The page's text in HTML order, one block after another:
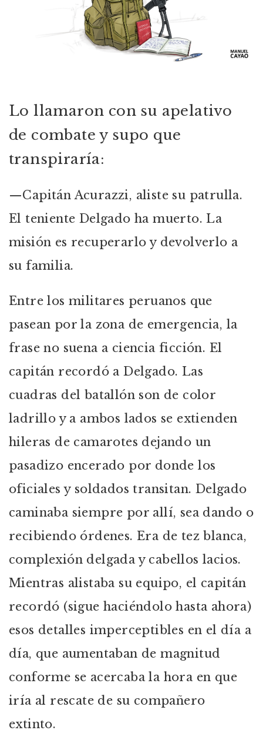
Lo llamaron con su apelativo
de combate y supo que
transpiraría:
—Capitán Acurazzi, aliste su patrulla.
El teniente Delgado ha muerto. La
misión es recuperarlo y devolverlo a
su familia.
Entre los militares peruanos que
pasean por la zona de emergencia, la
frase no suena a ciencia ficción. El
capitán recordó a Delgado. Las
cuadras del batallón son de color
ladrillo y a ambos lados se extienden
hileras de camarotes dejando un
pasadizo encerado por donde los
oficiales y soldados transitan. Delgado
caminaba siempre por allí, sea dando o
recibiendo órdenes. Era de tez blanca,
complexión delgada y cabellos lacios.
Mientras alistaba su equipo, el capitán
recordó (sigue haciéndolo hasta ahora)
esos detalles imperceptibles en el día a
día, que aumentaban de magnitud
conforme se acercaba la hora en que
iría al rescate de su compañero
extinto.